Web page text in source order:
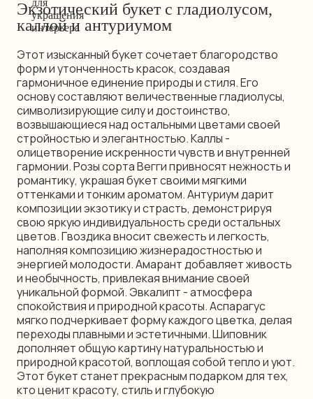
Экзотический букет с гладиолусом,
каллой и антуриумом
Этот изысканный букет сочетает благородство
форм и утонченность красок, создавая
гармоничное единение природы и стиля. Его
основу составляют величественные гладиолусы,
символизирующие силу и достоинство,
возвышающиеся над остальными цветами своей
стройностью и элегантностью. Каллы -
олицетворение искренности чувств и внутренней
гармонии. Розы сорта Вегги привносят нежность и
романтику, украшая букет своими мягкими
оттенками и тонким ароматом. Антуриум дарит
композиции экзотику и страсть, демонстрируя
свою яркую индивидуальность среди остальных
цветов. Гвоздика вносит свежесть и легкость,
наполняя композицию жизнерадостностью и
энергией молодости. Амарант добавляет живость
и необычность, привлекая внимание своей
уникальной формой. Эвкалипт - атмосфера
спокойствия и природной красоты. Аспарагус
мягко подчеркивает форму каждого цветка, делая
переходы плавными и эстетичными. Шиповник
дополняет общую картину натуральностью и
природной красотой, воплощая собой тепло и уют.
Этот букет станет прекрасным подарком для тех,
кто ценит красоту, стиль и глубокую